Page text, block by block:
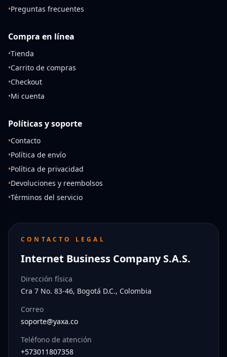
•Preguntas frecuentes
Compra en línea
•Tienda
•Carrito de compras
•Checkout
•Mi cuenta
Políticas y soporte
•Contacto
•Política de envío
•Política de privacidad
•Devoluciones y reembolsos
•Términos del servicio
CONTACTO LEGAL
Internet Business Company S.A.S.
Dirección física
Cra 7 No. 83-46, Bogotá D.C., Colombia
Correo
soporte@yaxa.co
Teléfono de atención
+573011807358